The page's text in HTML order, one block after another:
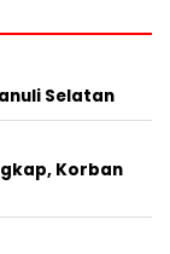
Selatan
Korban